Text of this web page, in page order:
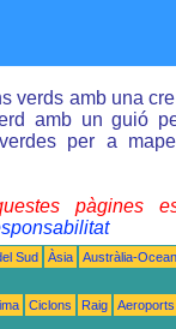
verds amb una
amb un guió
per a
pàgines
Sud Àsia
Austràlia-
Ciclons Raig
Aeroports